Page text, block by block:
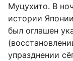
Муцухито. В
истории
был оглашен
упразднении